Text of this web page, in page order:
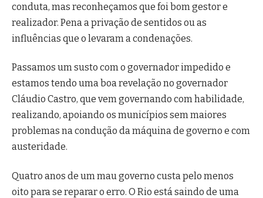
conduta, mas reconheçamos que foi bom gestor e
realizador. Pena a privação de sentidos ou as
influências que o levaram a condenações.
Passamos um susto com o governador impedido e
estamos tendo uma boa revelação no governador
Cláudio Castro, que vem governando com habilidade,
realizando, apoiando os municípios sem maiores
problemas na condução da máquina de governo e com
austeridade.
Quatro anos de um mau governo custa pelo menos
oito para se reparar o erro. O Rio está saindo de uma